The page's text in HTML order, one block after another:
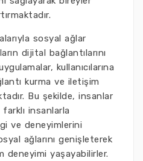
sosyal ağlar
dijital bağlantılarını
kullanıcılarına
kurma ve iletişim
Bu şekilde, insanlar
insanlarla
ve deneyimlerini
ağlarını genişleterek
deneyimi yaşayabilirler.